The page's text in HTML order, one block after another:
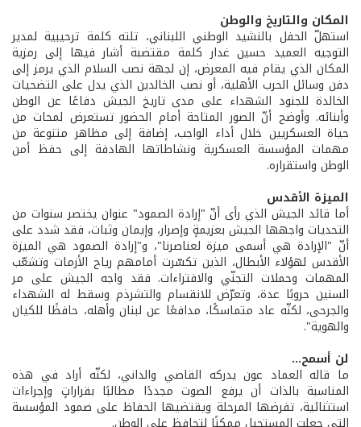
المكان والتاريخ والوطن
استهلّ الحفل بالنشيد الوطني اللبناني، تلته كلمة ترحيبية لمدير
التوجيه العميد حسين غدار كلمة مقتضبة أشار فيها إلى رمزية
المكان الذي يقام فيه المعرض، إن لجهة نصب السلام الذي يرمز إلى
دفن وسائل الحرب الأهلية، أو نصب الخالدين الذي يدل على التضحيات
الخالدة للجنود الشهداء على مدى تاريخ الجيش دفاعًا عن الوطن
وأبنائه. وأوضح أنّ الصور المتاحة أمام الحضور تستعرض لمحات من
حياة العسكريين خلال أداء الواجب، إضافة إلى مظاهر متنوعة من
مهمات المؤسسة العسكرية ونشاطاتها الهادفة إلى حفظ أمن
الوطن واستقراره.
الميزة الأقدس
أما قائد الجيش الذي رأى أنّ "إرادة الصمود" عنوان يختصر سنوات من
التحديات واجهها الجيش بعزيمةٍ وإصرار، وإيمان وثبات، فقد شدد على
أنّ "الإرادة هي أسمى ميزة لعناصرنا"، و"إرادة الصمود هي الميزة
الأقدس لهؤلاء الأبطال، الذين تكسّرت أمامهم رياح الأزمات وتشعّب
المهمات وحملات التجنّي والافتراءات. فقد واجه الجيش على مر
السنين حروبًا عدة، وتعرّض للانقسام والتشرذم وسقط له الشهداء
والجرحى، لكنّه عاد متماسكًا، مدافعًا عن لبنان وأهله، حافظًا للكيان
والهوية".
لن أسمح...
ما قاله العماد عون يدركه القاصي والداني، لكنّه أراد في هذه
المناسبة بالذات أن يرفع الصوت مجددًا مطالبًا بقراراتٍ وإجراءات
استثنائية، تفرضها المرحلة ويقتضيها الحفاظ على صمود المؤسسة